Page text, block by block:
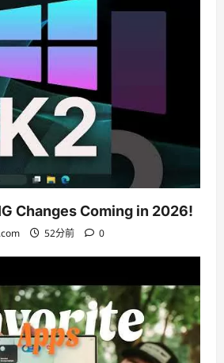
Changes Coming in 2026!
52分前 0